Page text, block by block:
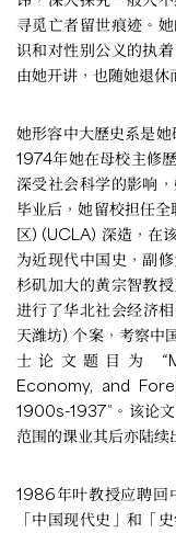
寻觅亡者留世痕迹。
识和对性别公义的执
由她开讲，也随她退休
她形容中大歷史系是
1974年她在母校主修
深受社会科学的影响
毕业后，她留校担任
区) (UCLA) 深造，在
为近现代中国史，副
杉矶加大的黄宗智教
进行了华北社会经济
天潍坊) 个案，考察中
士论文题目为
Economy, and
1900s-1937”。该论
范围的课业其后亦陆续
1986年叶教授应聘回
「中国现代史」和「